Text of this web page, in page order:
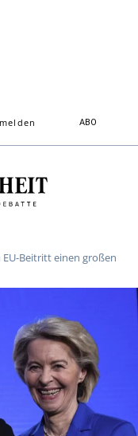
ABO
Beitritt einen großen